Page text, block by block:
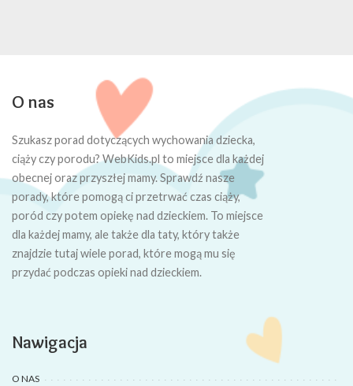
O nas
Szukasz porad dotyczących wychowania dziecka,
ciąży czy porodu? WebKids.pl to miejsce dla każdej
obecnej oraz przyszłej mamy. Sprawdź nasze
porady, które pomogą ci przetrwać czas ciąży,
poród czy potem opiekę nad dzieckiem. To miejsce
dla każdej mamy, ale także dla taty, który także
znajdzie tutaj wiele porad, które mogą mu się
przydać podczas opieki nad dzieckiem.
Nawigacja
O NAS